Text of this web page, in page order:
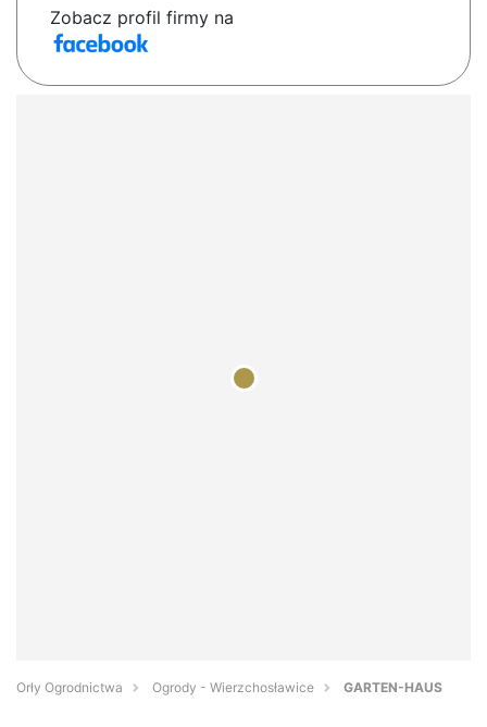
Zobacz profil firmy na
Orły Ogrodnictwa Ogrody - Wierzchosławice GARTEN-HAUS